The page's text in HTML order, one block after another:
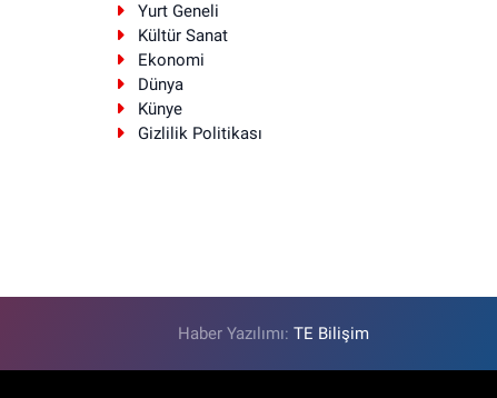
Yurt Geneli
Kültür Sanat
Ekonomi
Dünya
Künye
Gizlilik Politikası
Haber Yazılımı:TE Bilişim